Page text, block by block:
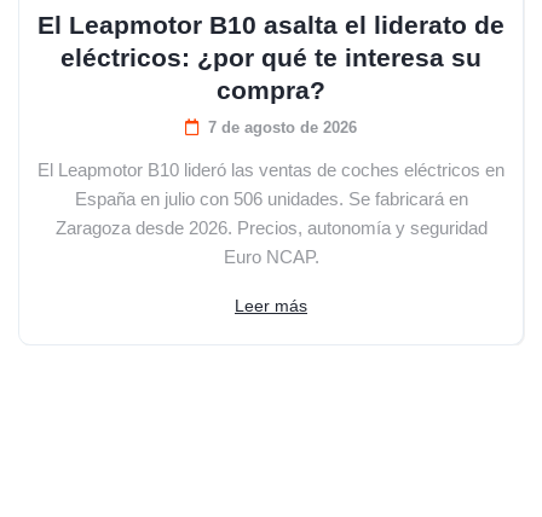
El Leapmotor B10 asalta el liderato de
eléctricos: ¿por qué te interesa su
compra?
7 de agosto de 2026
El Leapmotor B10 lideró las ventas de coches eléctricos en
España en julio con 506 unidades. Se fabricará en
Zaragoza desde 2026. Precios, autonomía y seguridad
Euro NCAP.
Leer más